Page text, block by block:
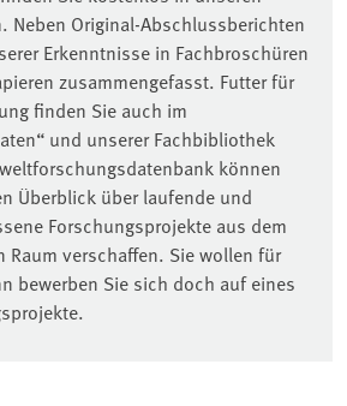
Neben Original-Abschlussberichten
Erkenntnisse in Fachbroschüren
zusammengefasst. Futter für
finden Sie auch im
und unserer Fachbibliothek
können
Überblick über laufende und
Forschungsprojekte aus dem
Raum verschaffen. Sie wollen für
bewerben Sie sich doch auf eines